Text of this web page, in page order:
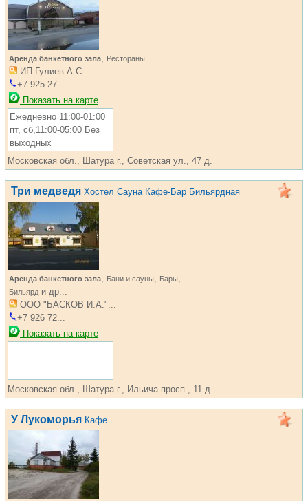
Аренда банкетного зала, Рестораны
ИП Гулиев А.С....
+7 925 27...
Показать на карте
Ежедневно 11:00-01:00
пт, сб,11:00-05:00 Без
выходных
Московская обл., Шатура г., Советская ул., 47 д.
Три медведя Хостел Сауна Кафе-Бар Бильярдная
Аренда банкетного зала, Бани и сауны, Бары,
Бильярди др...
ООО "БАСКОВ И.А."...
+7 926 72...
Показать на карте
Московская обл., Шатура г., Ильича просп., 11 д.
У Лукоморья Кафе